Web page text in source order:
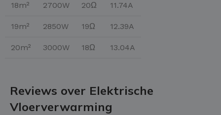
18m² 2700W 20Ω 11.74A
19m² 2850W 19Ω 12.39A
20m² 3000W 18Ω 13.04A
Reviews over Elektrische
Vloerverwarming